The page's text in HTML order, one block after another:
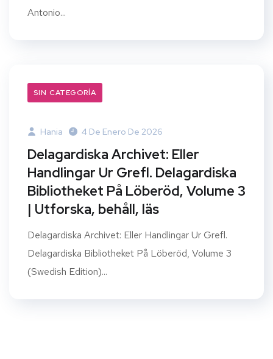
Antonio...
SIN CATEGORÍA
Hania 4 De Enero De 2026
Delagardiska Archivet: Eller
Handlingar Ur Grefl. Delagardiska
Bibliotheket På Löberöd, Volume 3
| Utforska, behåll, läs
Delagardiska Archivet: Eller Handlingar Ur Grefl.
Delagardiska Bibliotheket På Löberöd, Volume 3
(Swedish Edition)...